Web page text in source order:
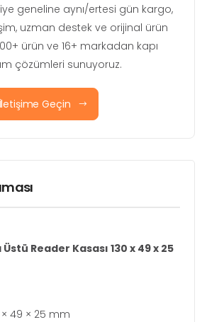
geneline aynı/ertesi gün kargo,
uzman destek ve orijinal ürün
ürün ve 16+ markadan kapı
çözümleri sunuyoruz.
İletişime Geçin
Reader Kasası 130 x 49 x 25
× 49 × 25 mm